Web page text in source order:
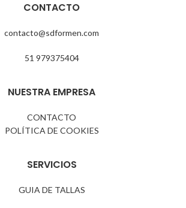
CONTACTO
contacto@sdformen.com
51 979375404
NUESTRA EMPRESA
CONTACTO
POLÍTICA DE COOKIES
SERVICIOS
GUIA DE TALLAS